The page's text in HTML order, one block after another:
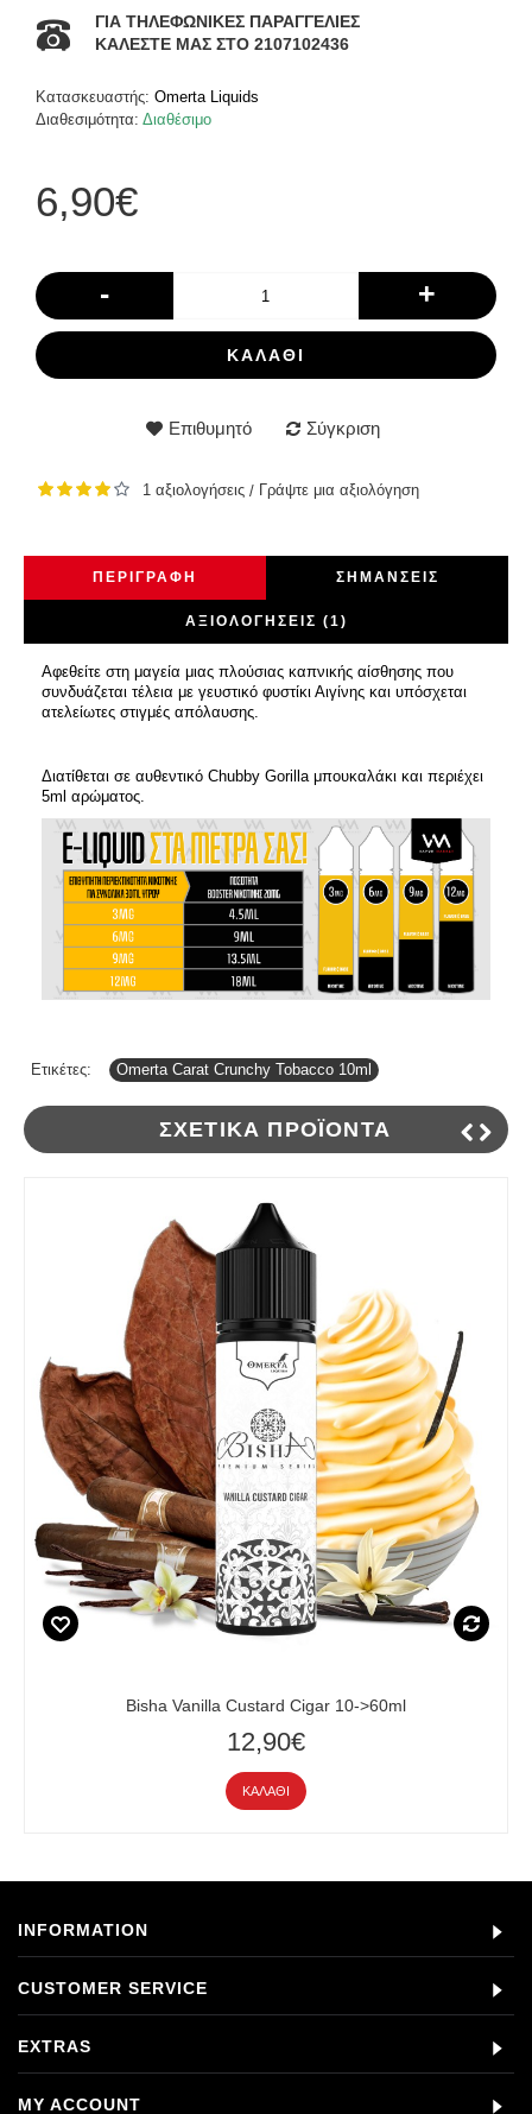
ΓΙΑ ΤΗΛΕΦΩΝΙΚΕΣ ΠΑΡΑΓΓΕΛΙΕΣ
ΚΑΛΕΣΤΕ ΜΑΣ ΣΤΟ 2107102436
Κατασκευαστής: Omerta Liquids
Διαθεσιμότητα: Διαθέσιμο
6,90€
- +
ΚΑΛΆΘΙ
Επιθυμητό Σύγκριση
1 αξιολογήσεις / Γράψτε μια αξιολόγηση
ΠΕΡΙΓΡΑΦΉ ΣΗΜΆΝΣΕΙΣ
ΑΞΙΟΛΟΓΉΣΕΙΣ (1)
Αφεθείτε στη μαγεία μιας πλούσιας καπνικής αίσθησης που
συνδυάζεται τέλεια με γευστικό φυστίκι Αιγίνης και υπόσχεται
ατελείωτες στιγμές απόλαυσης.
Διατίθεται σε αυθεντικό Chubby Gorilla μπουκαλάκι και περιέχει
5ml αρώματος.
Ετικέτες: Omerta Carat Crunchy Tobacco 10ml
ΣΧΕΤΙΚΆ ΠΡΟΪΌΝΤΑ
Bisha Vanilla Custard Cigar 10->60ml
12,90€
ΚΑΛΆΘΙ
INFORMATION
CUSTOMER SERVICE
EXTRAS
MY ACCOUNT